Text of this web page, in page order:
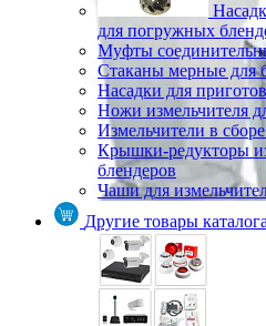
для погружных
Муфты
Стаканы мерные для
Насадки для
Ножи измельчителя
Измельчители в
Крышки-редукторы
блендеров
Чаши для
Другие товары каталога